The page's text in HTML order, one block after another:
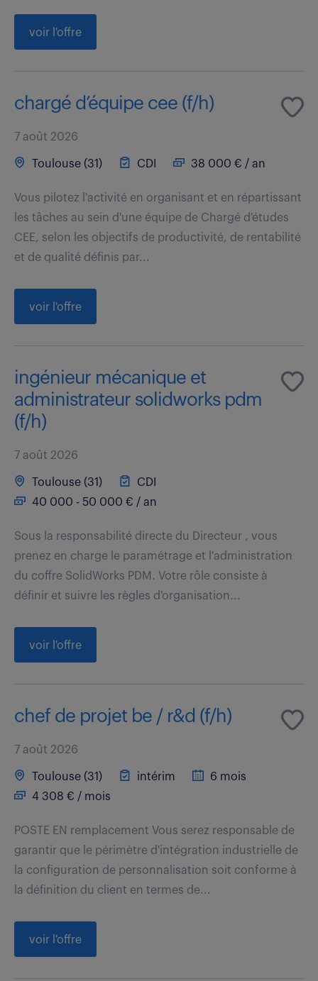
voir l'offre
chargé d’équipe cee (f/h)
7 août 2026
Toulouse (31) CDI 38 000 € / an
Vous pilotez l'activité en organisant et en répartissant
les tâches au sein d'une équipe de Chargé d'études
CEE, selon les objectifs de productivité, de rentabilité
et de qualité définis par...
voir l'offre
ingénieur mécanique et
administrateur solidworks pdm
(f/h)
7 août 2026
Toulouse (31)
CDI
40 000 - 50 000 € / an
Sous la responsabilité directe du Directeur , vous
prenez en charge le paramétrage et l'administration
du coffre SolidWorks PDM. Votre rôle consiste à
définir et suivre les règles d'organisation...
voir l'offre
chef de projet be / r&d (f/h)
7 août 2026
Toulouse (31) intérim
6 mois
4 308 € / mois
POSTE EN remplacement Vous serez responsable de
garantir que le périmètre d'intégration industrielle de
la configuration de personnalisation soit conforme à
la définition du client en termes de...
voir l'offre